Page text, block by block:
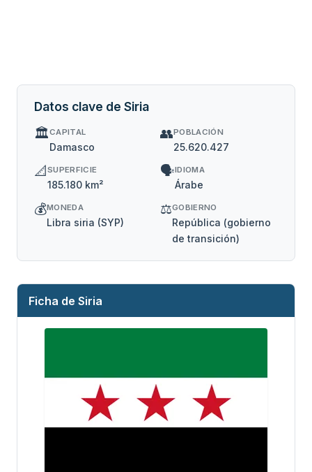
Datos clave de Siria
🏛️CAPITAL
Damasco
👥POBLACIÓN
25.620.427
📐SUPERFICIE
185.180 km²
🗣️IDIOMA
Árabe
💰MONEDA
Libra siria (SYP)
⚖️GOBIERNO
República (gobierno
de transición)
Ficha de Siria